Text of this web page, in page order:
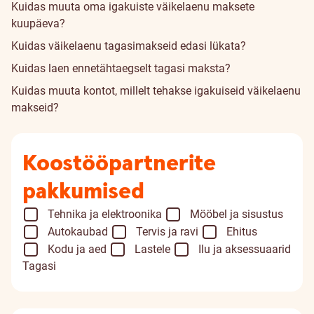
Kuidas muuta oma igakuiste väikelaenu maksete
kuupäeva?
Kuidas väikelaenu tagasimakseid edasi lükata?
Kuidas laen ennetähtaegselt tagasi maksta?
Kuidas muuta kontot, millelt tehakse igakuiseid väikelaenu
makseid?
Koostööpartnerite
pakkumised
Tehnika ja elektroonika
Mööbel ja sisustus
Autokaubad
Tervis ja ravi
Ehitus
Kodu ja aed
Lastele
Ilu ja aksessuaarid
Tagasi